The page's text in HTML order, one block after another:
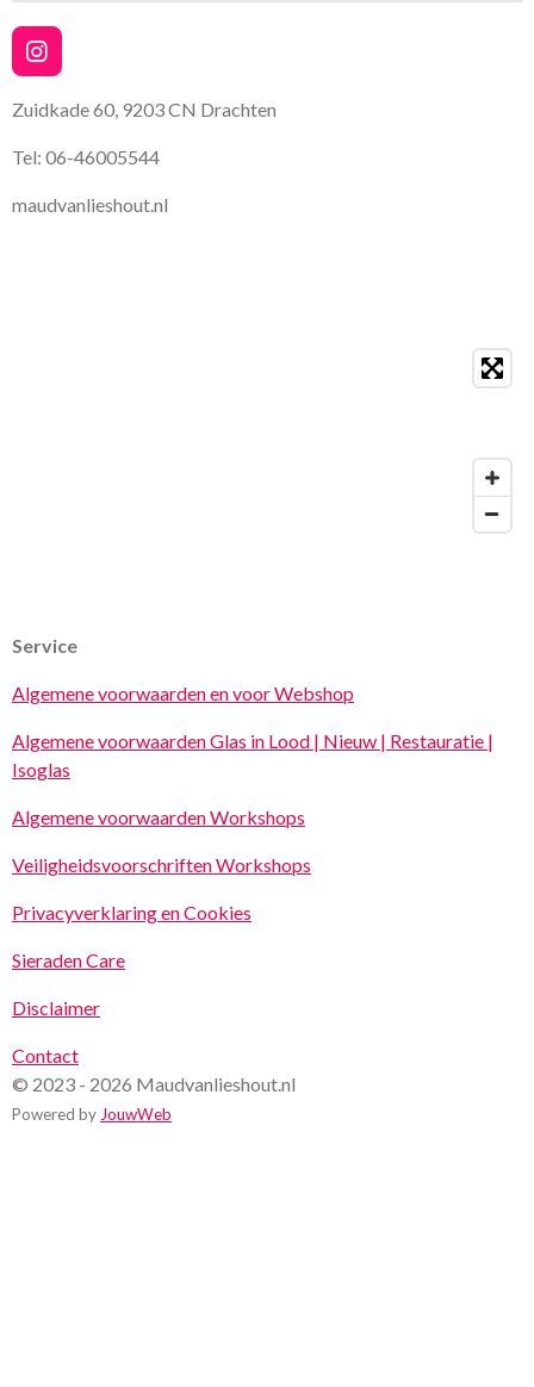
I
n
s
a
a
Zuidkade 60, 9203 CN Drachten
Tel: 06-46005544
maudvanlieshout.nl
Service
Algemene voorwaarden en voor Webshop
Algemene voorwaarden Glas in Lood | Nieuw | Restauratie |
Isoglas
Algemene voorwaarden Workshops
Veiligheidsvoorschriften Workshops
Privacyverklaring en Cookies
Sieraden Care
Disclaimer
Contact
© 2023 - 2026 Maudvanlieshout.nl
Powered by JouwWeb